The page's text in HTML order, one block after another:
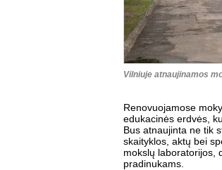
Vilniuje atnaujinamos
Renovuojamose
edukacinės erdvės,
Bus atnaujinta ne tik
skaityklos, aktų bei
mokslų laboratorijos,
pradinukams.